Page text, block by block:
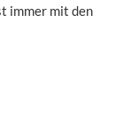
immer mit den